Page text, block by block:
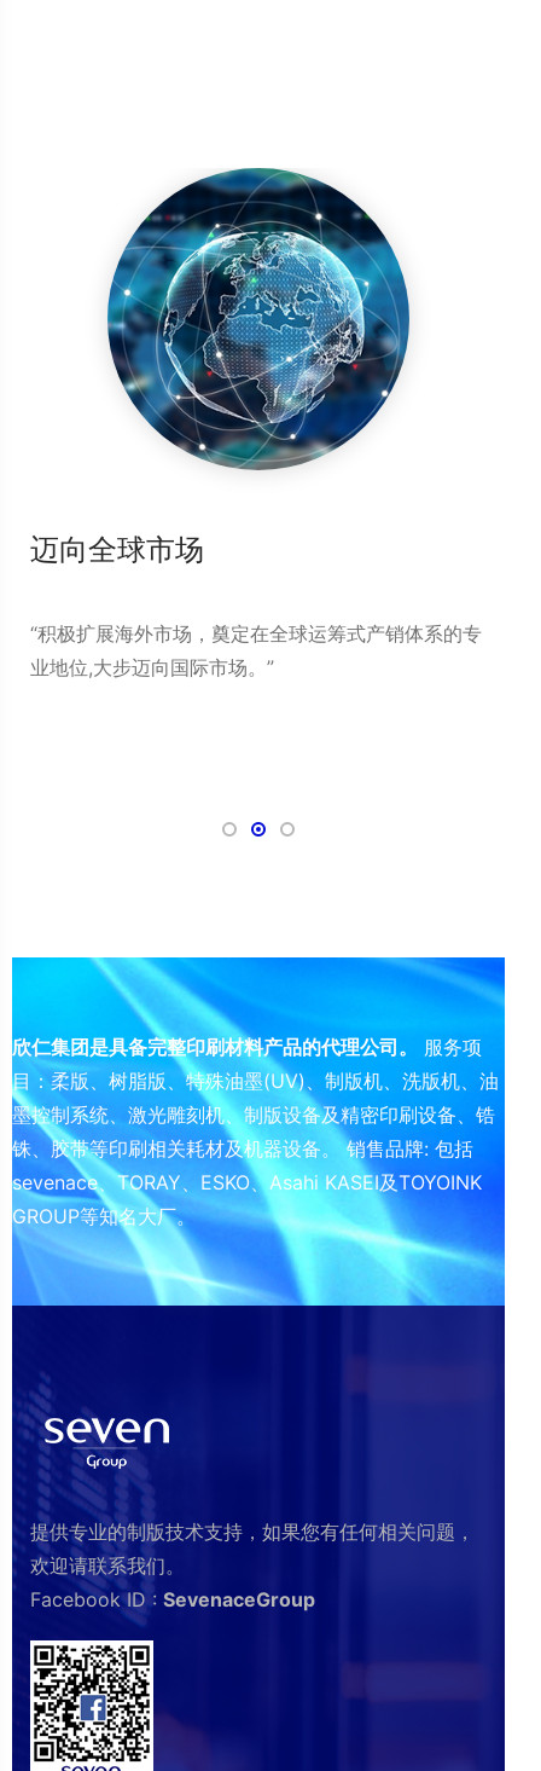
迈向全球市场
“积极扩展海外市场，奠定在全球运筹式产销体系的专
业地位,大步迈向国际市场。”
欣仁集团是具备完整印刷材料产品的代理公司。
服务项
目：柔版、树脂版、特殊油墨(UV)、制版机、洗版机、油
墨控制系统、激光雕刻机、制版设备及精密印刷设备、锆
铢、胶带等印刷相关耗材及机器设备。 销售品牌: 包括
sevenace、TORAY、ESKO、Asahi KASEI及TOYOINK
GROUP等知名大厂。
提供专业的制版技术支持，如果您有任何相关问题，
欢迎请联系我们。
Facebook ID : SevenaceGroup